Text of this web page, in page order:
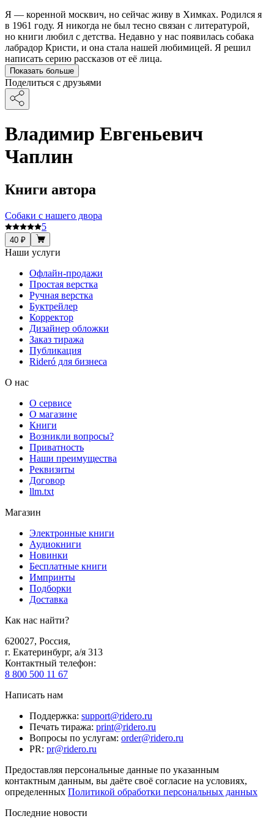
Я — коренной москвич, но сейчас живу в Химках. Родился я
в 1961 году. Я никогда не был тесно связан с литературой,
но книги любил с детства. Недавно у нас появилась собака
лабрадор Кристи, и она стала нашей любимицей. Я решил
написать серию рассказов от её лица.
Показать больше
Поделиться с друзьями
Владимир Евгеньевич
Чаплин
Книги автора
Собаки с нашего двора
5
40 ₽
Наши услуги
Офлайн-продажи
Простая верстка
Ручная верстка
Буктрейлер
Корректор
Дизайнер обложки
Заказ тиража
Публикация
Rideró для бизнеса
О нас
О сервисе
О магазине
Книги
Возникли вопросы?
Приватность
Наши преимущества
Реквизиты
Договор
llm.txt
Магазин
Электронные книги
Аудиокниги
Новинки
Бесплатные книги
Импринты
Подборки
Доставка
Как нас найти?
620027, Россия,
г. Екатеринбург, а/я 313
Контактный телефон:
8 800 500 11 67
Написать нам
Поддержка: support@ridero.ru
Печать тиража: print@ridero.ru
Вопросы по услугам: order@ridero.ru
PR: pr@ridero.ru
Предоставляя персональные данные по указанным
контактным данным, вы даёте своё согласие на условиях,
определенных Политикой обработки персональных данных
Последние новости